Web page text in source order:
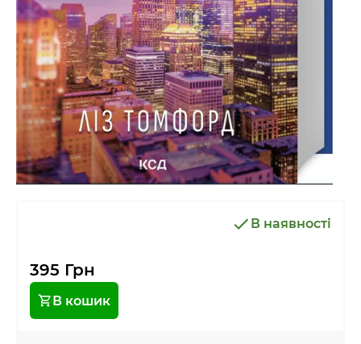
В наявності
395 Грн
В кошик